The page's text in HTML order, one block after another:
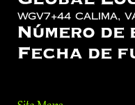
WGV7+44
Número de
Fecha de